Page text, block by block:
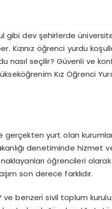
gibi dev şehirlerde
öğrenci yurdu
nasıl seçilir? Güvenli ve
Kız Öğrenci
gerçekten yurt olan
denetiminde
öğrencileri
son derece farklıdır.
ve benzeri sivil toplum